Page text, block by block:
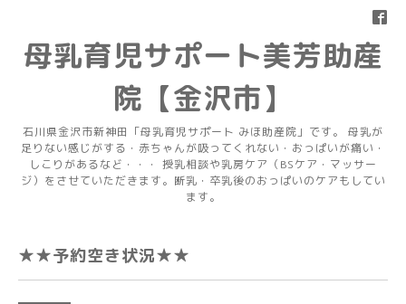
母乳育児サポート美芳助産
院【金沢市】
石川県金沢市新神田「母乳育児サポート みほ助産院」です。 母乳が
足りない感じがする・赤ちゃんが吸ってくれない・おっぱいが痛い・
しこりがあるなど・・・ 授乳相談や乳房ケア（BSケア・マッサー
ジ）をさせていただきます。断乳・卒乳後のおっぱいのケアもしてい
ます。
★★予約空き状況★★